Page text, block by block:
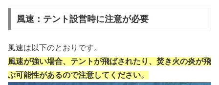
風速：テント設営時に注意が必要
風速は以下のとおりです。
風速が強い場合、テントが飛ばされたり、焚き火の炎が飛
ぶ可能性があるので注意してください。